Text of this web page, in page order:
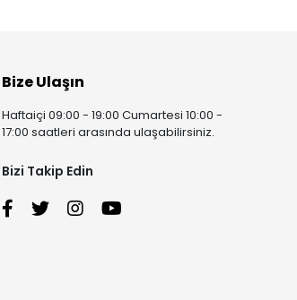
Bize Ulaşın
Haftaiçi 09:00 - 19:00 Cumartesi 10:00 -
17:00 saatleri arasında ulaşabilirsiniz.
Bizi Takip Edin